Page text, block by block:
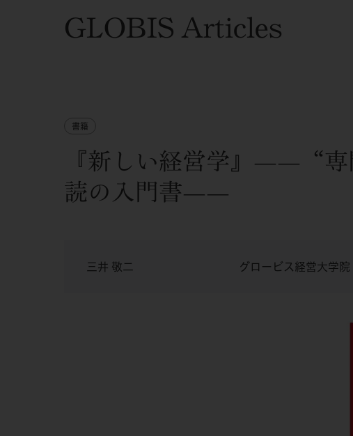
GLOBIS Articles
書籍
『新しい経営学』——“専
読の入門書——
三井 敬二 グロービス経営大学